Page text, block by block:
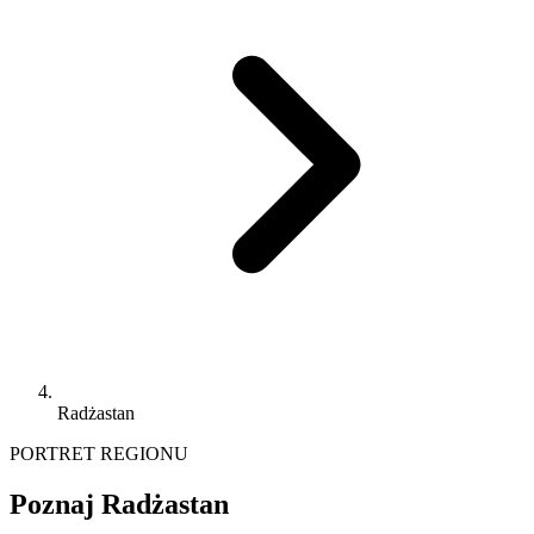
Radżastan
PORTRET REGIONU
Poznaj Radżastan